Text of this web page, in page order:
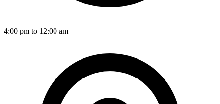
4:00 pm to 12:00 am